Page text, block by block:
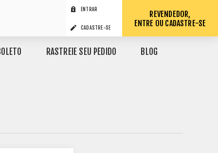
ENTRAR
CADASTRE-SE
REVENDEDOR,
ENTRE OU CADASTRE-SE
RASTREIE SEU PEDIDO BLOG